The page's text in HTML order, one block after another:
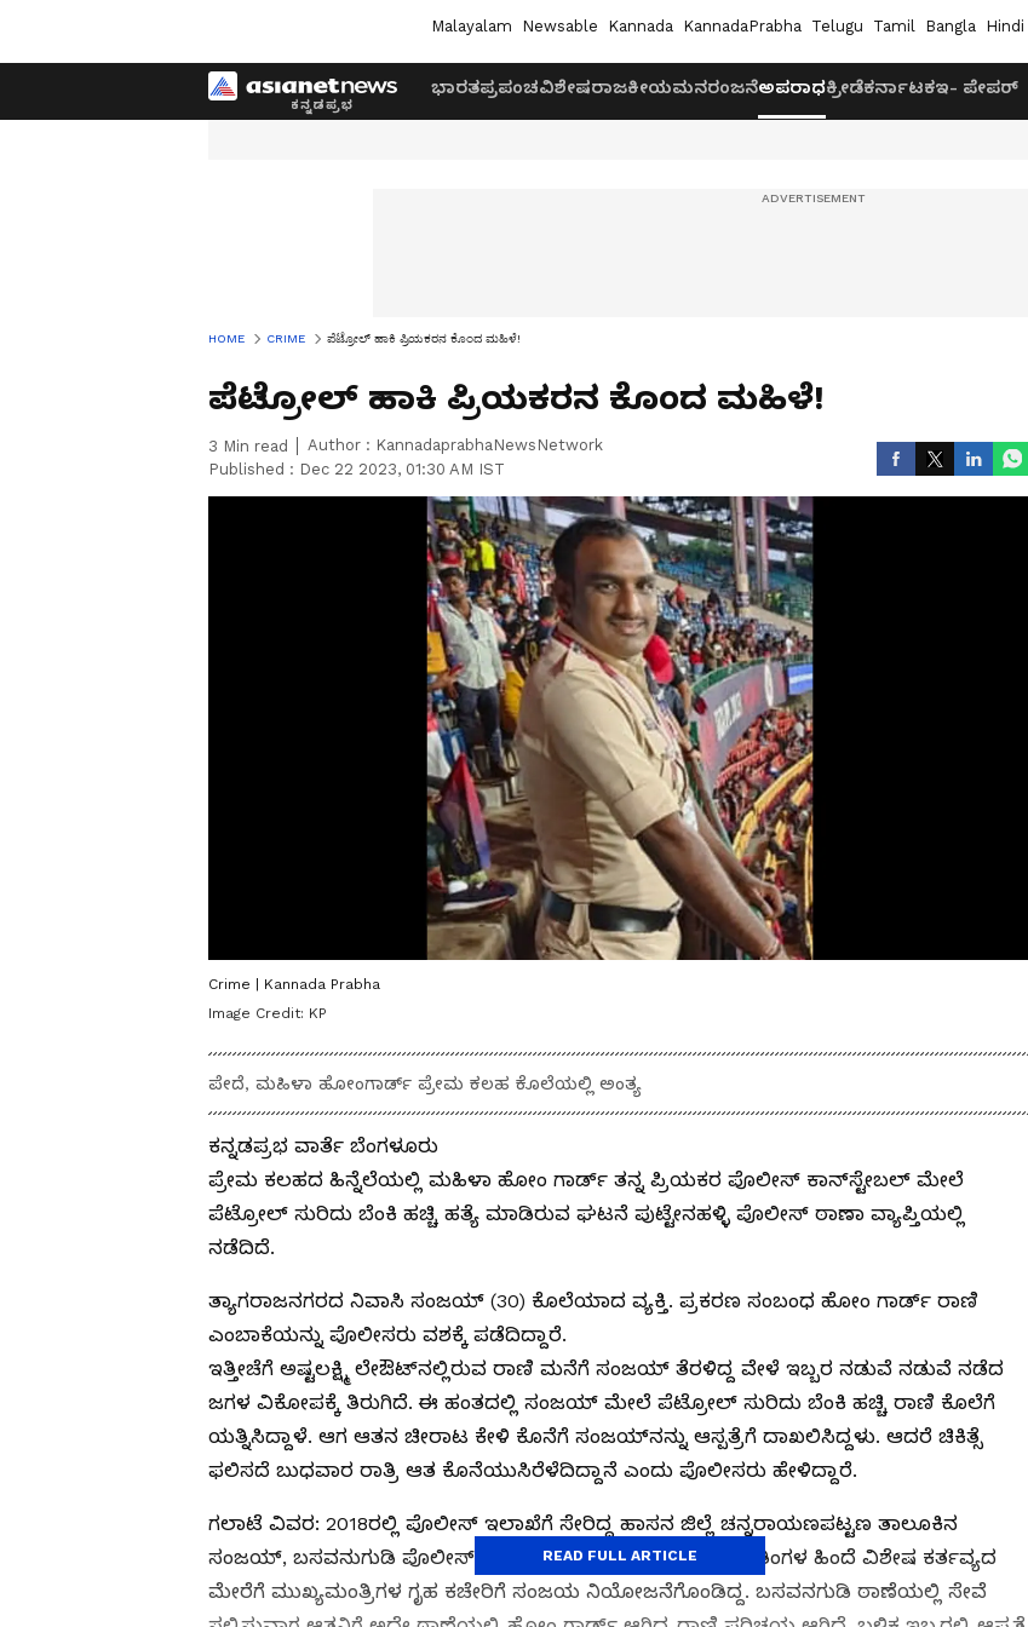
Malayalam Newsable Kannada KannadaPrabha Telugu Tamil Bangla Hindi
ಭಾರತಪ್ರಪಂಚವಿಶೇಷರಾಜಕೀಯಮನರಂಜನೆಅಪರಾಧಕ್ರೀಡೆಕರ್ನಾಟಕಇ- ಪೇಪರ್
HOME CRIME ಪೆಟ್ರೋಲ್‌ ಹಾಕಿ ಪ್ರಿಯಕರನ ಕೊಂದ ಮಹಿಳೆ!
ಪೆಟ್ರೋಲ್‌ ಹಾಕಿ ಪ್ರಿಯಕರನ ಕೊಂದ ಮಹಿಳೆ!
3 Min read Author : KannadaprabhaNewsNetwork
Published : Dec 22 2023, 01:30 AM IST
Crime | Kannada Prabha
Image Credit: KP
ಪೇದೆ, ಮಹಿಳಾ ಹೋಂಗಾರ್ಡ್ ಪ್ರೇಮ ಕಲಹ ಕೊಲೆಯಲ್ಲಿ ಅಂತ್ಯ
ಕನ್ನಡಪ್ರಭ ವಾರ್ತೆ ಬೆಂಗಳೂರು
ಪ್ರೇಮ ಕಲಹದ ಹಿನ್ನೆಲೆಯಲ್ಲಿ ಮಹಿಳಾ ಹೋಂ ಗಾರ್ಡ್‌ ತನ್ನ ಪ್ರಿಯಕರ ಪೊಲೀಸ್‌ ಕಾನ್‌ಸ್ಟೇಬಲ್‌ ಮೇಲೆ
ಪೆಟ್ರೋಲ್‌ ಸುರಿದು ಬೆಂಕಿ ಹಚ್ಚಿ ಹತ್ಯೆ ಮಾಡಿರುವ ಘಟನೆ ಪುಟ್ಟೇನಹಳ್ಳಿ ಪೊಲೀಸ್ ಠಾಣಾ ವ್ಯಾಪ್ತಿಯಲ್ಲಿ
ನಡೆದಿದೆ.
ತ್ಯಾಗರಾಜನಗರದ ನಿವಾಸಿ ಸಂಜಯ್ (30) ಕೊಲೆಯಾದ ವ್ಯಕ್ತಿ. ಪ್ರಕರಣ ಸಂಬಂಧ ಹೋಂ ಗಾರ್ಡ್ ರಾಣಿ
ಎಂಬಾಕೆಯನ್ನು ಪೊಲೀಸರು ವಶಕ್ಕೆ ಪಡೆದಿದ್ದಾರೆ.
ಇತ್ತೀಚೆಗೆ ಅಷ್ಟಲಕ್ಷ್ಮಿ ಲೇಔಟ್‌ನಲ್ಲಿರುವ ರಾಣಿ ಮನೆಗೆ ಸಂಜಯ್ ತೆರಳಿದ್ದ ವೇಳೆ ಇಬ್ಬರ ನಡುವೆ ನಡುವೆ ನಡೆದ
ಜಗಳ ವಿಕೋಪಕ್ಕೆ ತಿರುಗಿದೆ. ಈ ಹಂತದಲ್ಲಿ ಸಂಜಯ್ ಮೇಲೆ ಪೆಟ್ರೋಲ್ ಸುರಿದು ಬೆಂಕಿ ಹಚ್ಚಿ ರಾಣಿ ಕೊಲೆಗೆ
ಯತ್ನಿಸಿದ್ದಾಳೆ. ಆಗ ಆತನ ಚೀರಾಟ ಕೇಳಿ ಕೊನೆಗೆ ಸಂಜಯ್‌ನನ್ನು ಆಸ್ಪತ್ರೆಗೆ ದಾಖಲಿಸಿದ್ದಳು. ಆದರೆ ಚಿಕಿತ್ಸೆ
ಫಲಿಸದೆ ಬುಧವಾರ ರಾತ್ರಿ ಆತ ಕೊನೆಯುಸಿರೆಳೆದಿದ್ದಾನೆ ಎಂದು ಪೊಲೀಸರು ಹೇಳಿದ್ದಾರೆ.
ಗಲಾಟೆ ವಿವರ: 2018ರಲ್ಲಿ ಪೊಲೀಸ್ ಇಲಾಖೆಗೆ ಸೇರಿದ್ದ ಹಾಸನ ಜಿಲ್ಲೆ ಚನ್ನರಾಯಣಪಟ್ಟಣ ತಾಲೂಕಿನ
ಸಂಜಯ್‌, ಬಸವನುಗುಡಿ ಪೊಲೀಸ್ ಠಾಣೆಯಲ್ಲಿ ಕರ್ತವ್ಯದಲ್ಲಿದ್ದ. ಮೂರು ತಿಂಗಳ ಹಿಂದೆ ವಿಶೇಷ ಕರ್ತವ್ಯದ
ಮೇರೆಗೆ ಮುಖ್ಯಮಂತ್ರಿಗಳ ಗೃಹ ಕಚೇರಿಗೆ ಸಂಜಯ ನಿಯೋಜನೆಗೊಂಡಿದ್ದ. ಬಸವನಗುಡಿ ಠಾಣೆಯಲ್ಲಿ ಸೇವೆ
READ FULL ARTICLE